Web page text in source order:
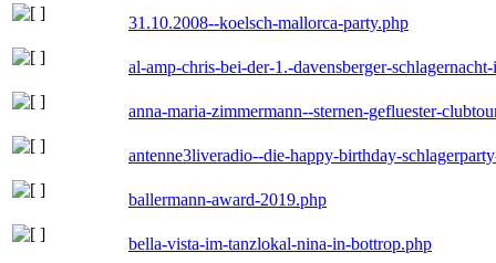
31.10.2008--koelsch-mallorca-party.php
al-amp-chris-bei-der-1.-davensberger-
anna-maria-zimmermann--sternen-gefluester-
antenne3liveradio--die-happy-birthday-
ballermann-award-2019.php
bella-vista-im-tanzlokal-nina-in-bottrop.php